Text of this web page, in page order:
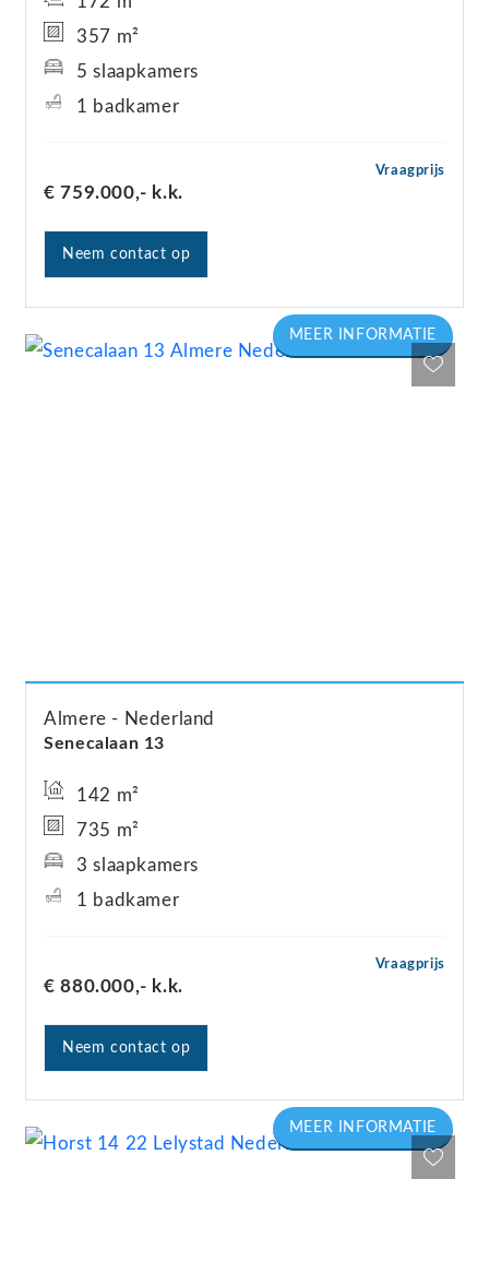
Vraagprijs
€ 759.000,- k.k.
357 m²
5 slaapkamers
1 badkamer
Neem contact op
Senecalaan 13
Almere Nederland
Vraagprijs
€ 880.000,- k.k.
142 m²
735 m²
3 slaapkamers
1 badkamer
Neem contact op